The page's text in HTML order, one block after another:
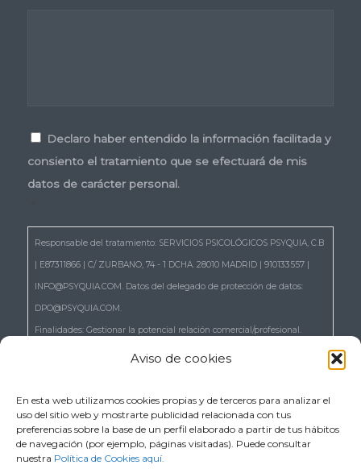
Aviso de cookies
En esta web utilizamos cookies propias y de terceros para analizar el
uso del sitio web y mostrarte publicidad relacionada con tus
preferencias sobre la base de un perfil elaborado a partir de tus hábitos
de navegación (por ejemplo, páginas visitadas). Puede consultar
nuestra Política de Cookies aquí.
Declaro haber entendido la información facilitada y
consiento el tratamiento que se efectuará de mis
datos de carácter personal.
Responsable del tratamiento: SERVICIOS PSICOLÓGICOS PSYQUIA, C.B
| E87311866 | C/ ZURBANO, 74 - 1 DCHA. 28010 MADRID | 910133557 |
INFO@PSYQUIA.COM. Datos del delegado de protección de datos:
DPO@PSYQUIA.COM.
Finalidades: Gestionar la potencial relación comercial/profesional.
22 del RGPD, de acceso, rectificación, supresión, portabilidad,
únicamente en el tratamiento automatizado de sus datos, cuando